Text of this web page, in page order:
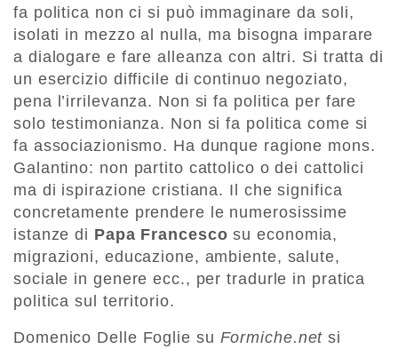
fa politica non ci si può immaginare da soli,
isolati in mezzo al nulla, ma bisogna imparare
a dialogare e fare alleanza con altri. Si tratta di
un esercizio difficile di continuo negoziato,
pena l’irrilevanza. Non si fa politica per fare
solo testimonianza. Non si fa politica come si
fa associazionismo. Ha dunque ragione mons.
Galantino: non partito cattolico o dei cattolici
ma di ispirazione cristiana. Il che significa
concretamente prendere le numerosissime
istanze di Papa Francesco su economia,
migrazioni, educazione, ambiente, salute,
sociale in genere ecc., per tradurle in pratica
politica sul territorio.
Domenico Delle Foglie su Formiche.net si